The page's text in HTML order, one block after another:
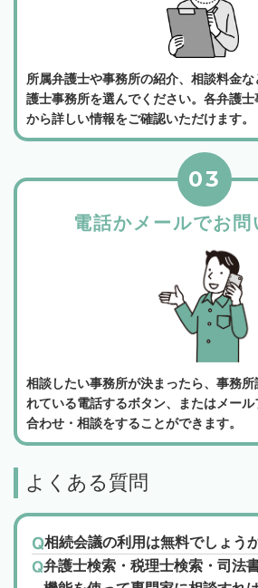
所属弁護士や事務所の紹介、相談料金
護士事務所を選んでください。各弁護
から詳しい情報をご確認いただけます。
電話かメールでお問
03
相談したい事務所が決まったら、事務所
れている電話するボタン、またはメー
合わせ・相談をすることができます。
よくある質問
相続会議の利用は無料でしょう
弁護士検索・税理士検索・司法